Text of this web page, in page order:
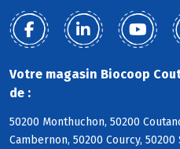
Votre magasin Biocoop
de :
50200 Monthuchon, 50200
Cambernon, 50200 Courcy,